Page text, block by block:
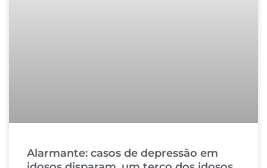
Alarmante: casos de depressão em